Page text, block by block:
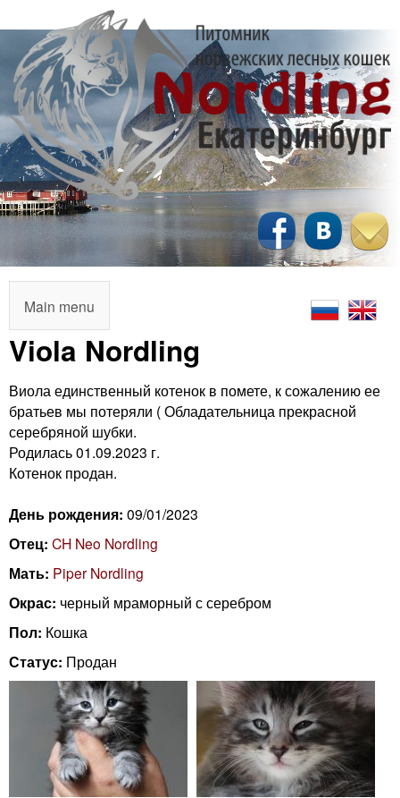
Перейти
к
основному
содержанию
N
o
d
l
i
n
g
C
a
t
M
a
n
m
e
u
Main menu
Viola Nordling
Виола единственный котенок в помете, к сожалению ее
братьев мы потеряли ( Обладательница прекрасной
серебряной шубки.
Родилась 01.09.2023 г.
Котенок продан.
День рождения: 09/01/2023
Отец: CH Neo Nordling
Мать: Piper Nordling
Окрас: черный мраморный с серебром
Пол: Кошка
Статус: Продан